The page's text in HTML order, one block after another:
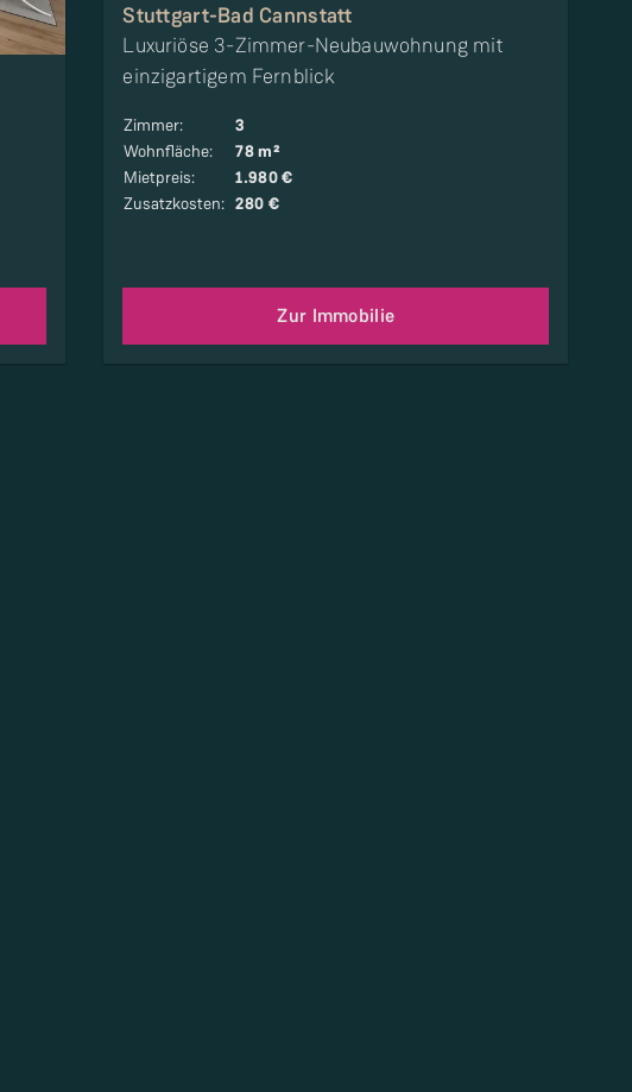
Stuttgart-Bad Cannstatt
Luxuriöse 3-Zimmer-Neubauwohnung mit
einzigartigem Fernblick
Zimmer:
3
Wohnfläche:
78 m²
Mietpreis:
1.980 €
Zusatzkosten: 280 €
Zur Immobilie